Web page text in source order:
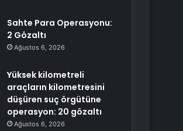
Sahte Para Operasyonu:
2 Gözaltı
Ağustos 6, 2026
Yüksek kilometreli
araçların kilometresini
düşüren suç örgütüne
operasyon: 20 gözaltı
Ağustos 6, 2026